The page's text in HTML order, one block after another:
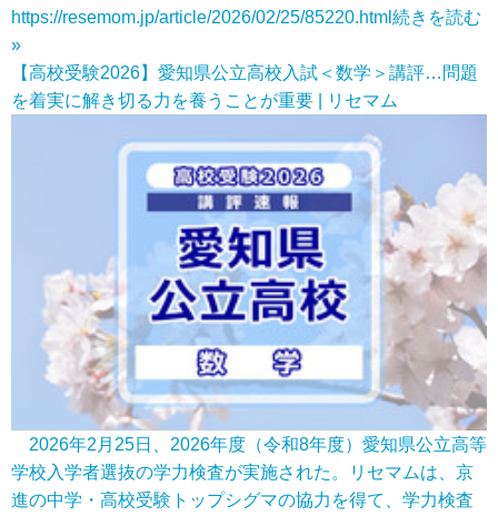
https://resemom.jp/article/2026/02/25/85220.html 続きを読む
»
【高校受験2026】愛知県公立高校入試＜数学＞講評…問題
を着実に解き切る力を養うことが重要 | リセマム
2026年2月25日、2026年度（令和8年度）愛知県公立高等
学校入学者選抜の学力検査が実施された。リセマムは、京
進の中学・高校受験トップシグマの協力を得て、学力検査